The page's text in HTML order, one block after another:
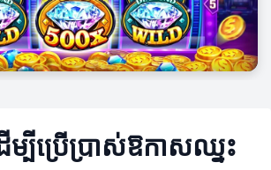
ម្បីប្រើប្រាស់ឱកាសឈ្នះ